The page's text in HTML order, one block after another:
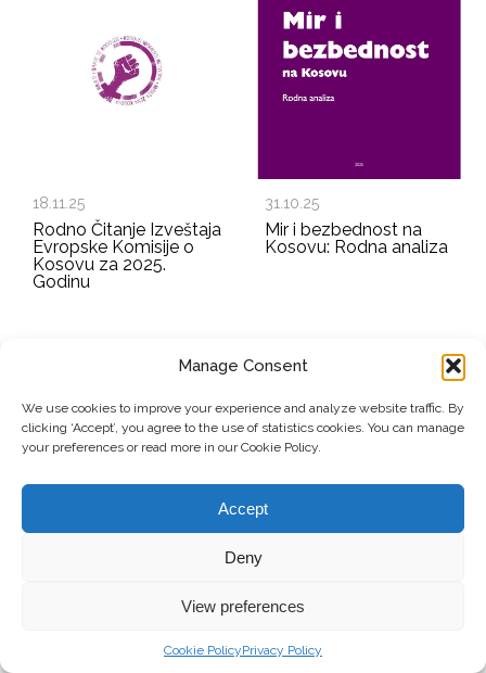
Manage Consent
We use cookies to improve your experience and analyze website traffic. By
clicking ‘Accept’, you agree to the use of statistics cookies. You can manage
your preferences or read more in our Cookie Policy.
Accept
Deny
View preferences
Cookie PolicyPrivacy Policy
18.11.25
Rodno Čitanje Izveštaja
Evropske Komisije o
Kosovu za 2025.
Godinu
31.10.25
Mir i bezbednost na
Kosovu: Rodna analiza
EMAIL ADDRESS
© Copyright, 2026 . Mreža Žena Kosova. Sva prava zadržana.
Privacy Policy